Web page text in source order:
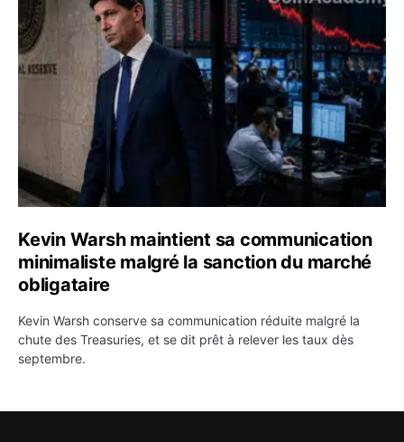
Kevin Warsh maintient sa communication minimaliste
Kevin Warsh maintient sa communication
minimaliste malgré la sanction du marché
obligataire
Kevin Warsh conserve sa communication réduite malgré la
chute des Treasuries, et se dit prêt à relever les taux dès
septembre.